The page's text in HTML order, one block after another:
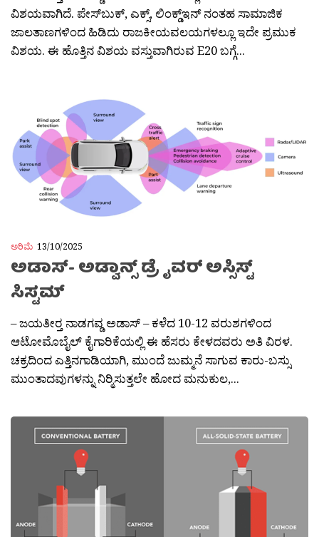
ವಿಶಯವಾಗಿದೆ. ಪೇಸ್‍ಬುಕ್, ಎಕ್ಸ್, ಲಿಂಕ್ಡ್‌ಇನ್ ನಂತಹ ಸಾಮಾಜಿಕ
ಜಾಲತಾಣಗಳಿಂದ ಹಿಡಿದು ರಾಜಕೀಯವಲಯಗಳಲ್ಲೂ ಇದೇ ಪ್ರಮುಕ
ವಿಶಯ. ಈ ಹೊತ್ತಿನ ವಿಶಯ ವಸ್ತುವಾಗಿರುವ E20 ಬಗ್ಗೆ...
ಅರಿಮೆ 13/10/2025
ಅಡಾಸ್- ಅಡ್ವಾನ್ಸ್ ಡ್ರೈವರ್ ಅಸ್ಸಿಸ್ಟ್
ಸಿಸ್ಟಮ್
– ಜಯತೀರ‍್ತ ನಾಡಗವ್ಡ ಅಡಾಸ್ – ಕಳೆದ 10-12 ವರುಶಗಳಿಂದ
ಆಟೋಮೊಬೈಲ್ ಕೈಗಾರಿಕೆಯಲ್ಲಿ ಈ ಹೆಸರು ಕೇಳದವರು ಅತಿ ವಿರಳ.
ಚಕ್ರದಿಂದ ಎತ್ತಿನಗಾಡಿಯಾಗಿ, ಮುಂದೆ ಜುಮ್ಮನೆ ಸಾಗುವ ಕಾರು-ಬಸ್ಸು
ಮುಂತಾದವುಗಳನ್ನು ನಿರ‍್ಮಿಸುತ್ತಲೇ ಹೋದ ಮನುಕುಲ,...